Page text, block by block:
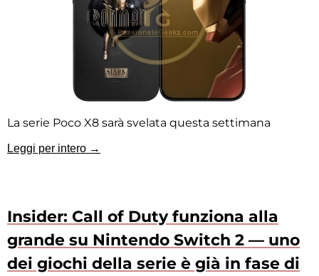
La serie Poco X8 sarà svelata questa settimana
Leggi per intero →
Insider: Call of Duty funziona alla
grande su Nintendo Switch 2 — uno
dei giochi della serie è già in fase di